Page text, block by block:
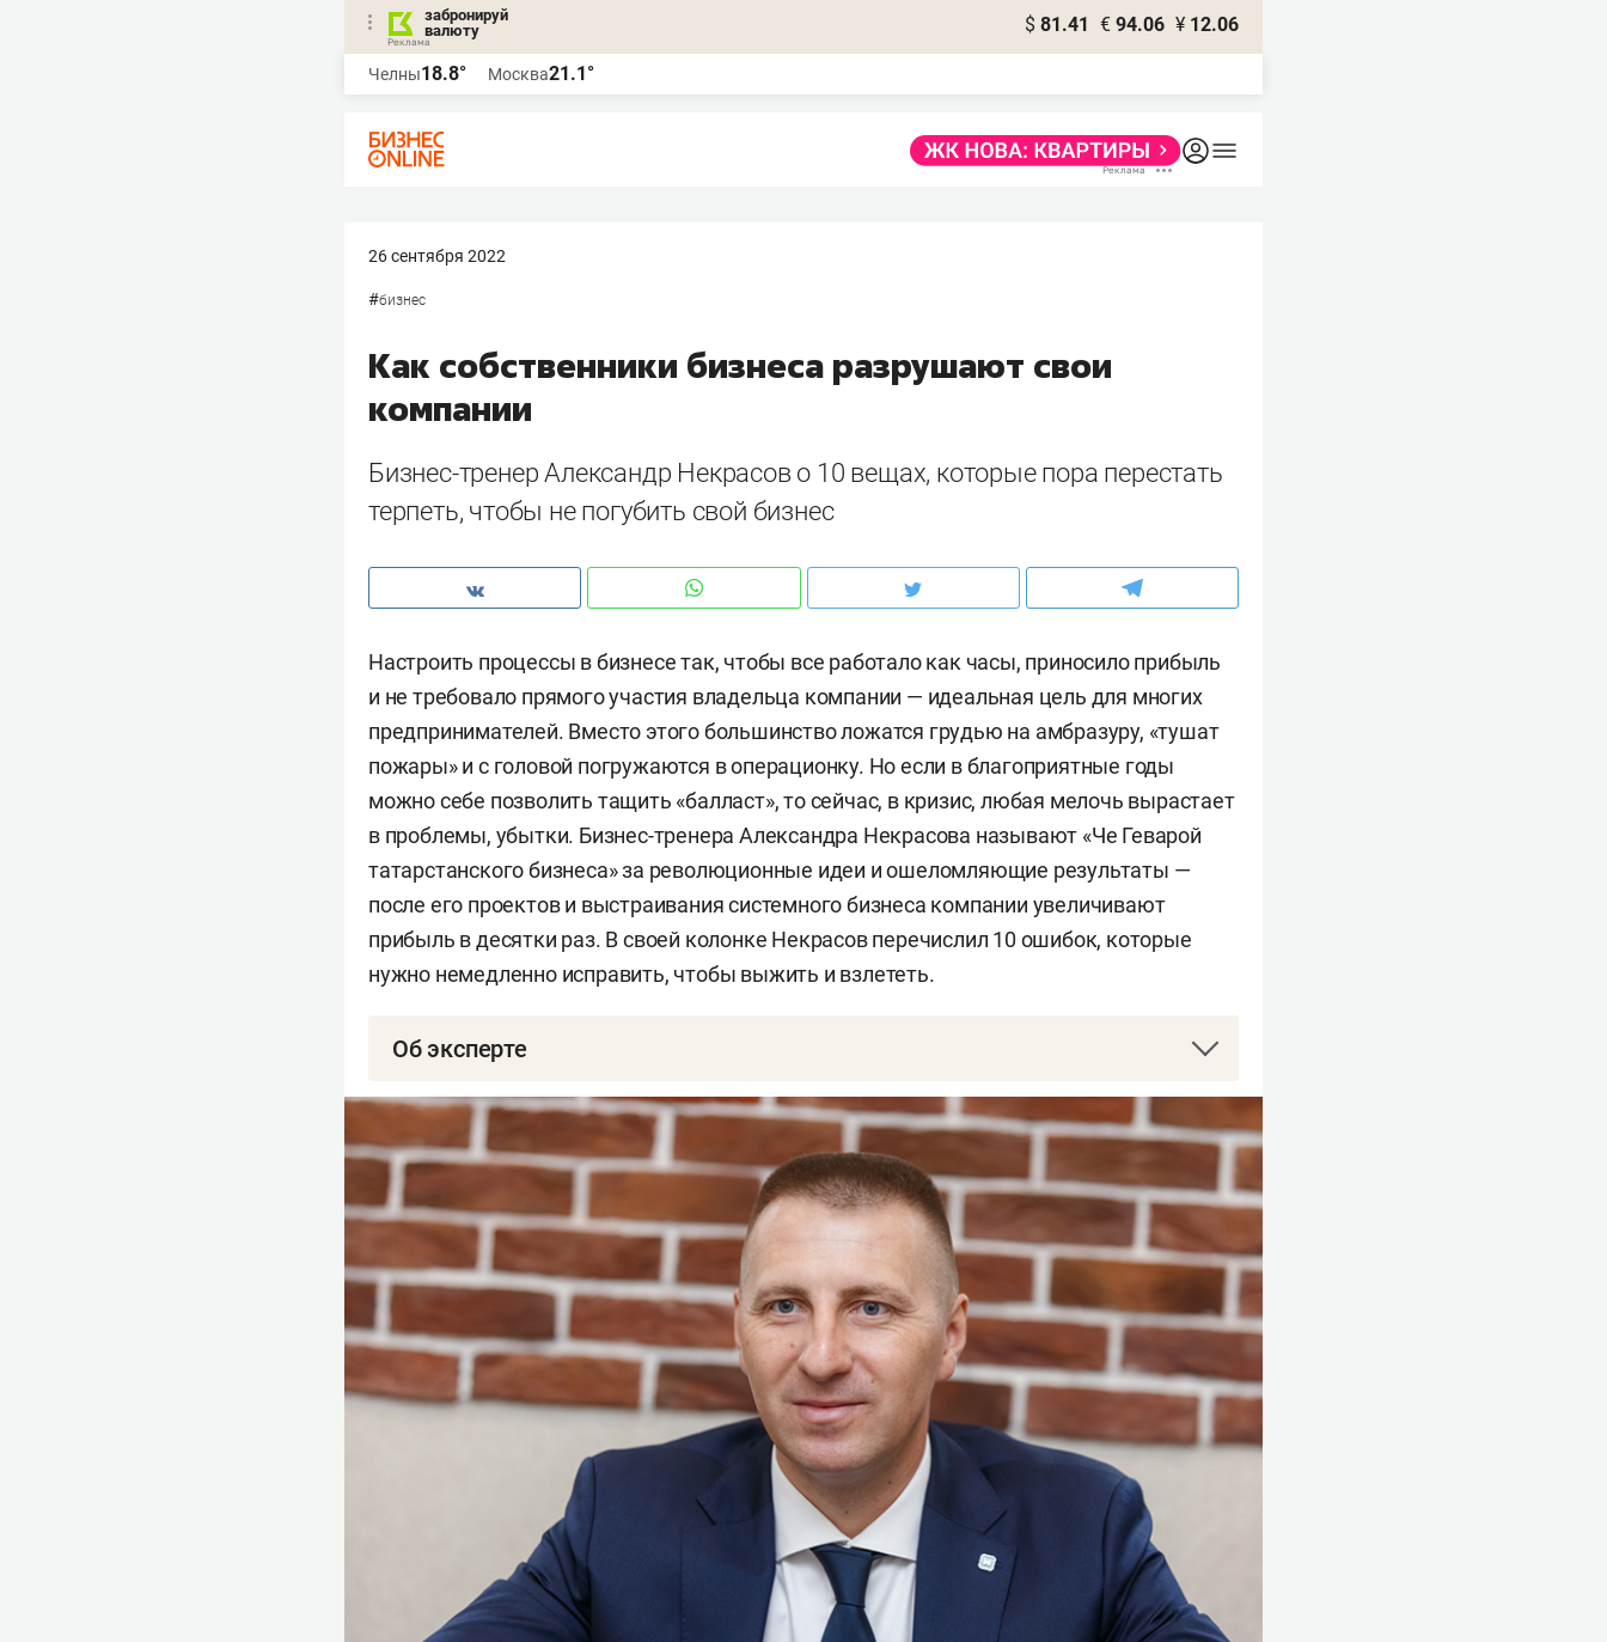
забронируй
валюту
$ 81.41 € 94.06 ¥ 12.06
Челны18.8° Москва21.1°
26 сентября 2022
#бизнес
Как собственники бизнеса разрушают свои
компании
Бизнес-тренер Александр Некрасов о 10 вещах, которые пора перестать
терпеть, чтобы не погубить свой бизнес
Настроить процессы в бизнесе так, чтобы все работало как часы, приносило прибыль
и не требовало прямого участия владельца компании — идеальная цель для многих
предпринимателей. Вместо этого большинство ложатся грудью на амбразуру, «тушат
пожары» и с головой погружаются в операционку. Но если в благоприятные годы
можно себе позволить тащить «балласт», то сейчас, в кризис, любая мелочь вырастает
в проблемы, убытки. Бизнес-тренера Александра Некрасова называют «Че Геварой
татарстанского бизнеса» за революционные идеи и ошеломляющие результаты —
после его проектов и выстраивания системного бизнеса компании увеличивают
прибыль в десятки раз. В своей колонке Некрасов перечислил 10 ошибок, которые
нужно немедленно исправить, чтобы выжить и взлететь.
Об эксперте
Александр Некрасов— бизнес-тренер с почти 10-летним опытом работы, консультант
и практик. Его опыт в продажах — более 19 лет. Проекты Некрасова прошли свыше 500
компаний, которым он помог заработать более 1 млрд рублей.
Прошел путь от грузчика до директора алкогольной компании. Развивал с командой
количественную и качественную дистрибуцию на территории Татарстана, работал
в командеЕвгения Черняка— участника топ-100 Forbes, автора самого популярного
обучающего канала на YouTube — Big Money, главы наблюдательного совета
алкогольного холдинга Global Spirits с оборотом в $1 млрд в год. Бренды компании
представлены в 87 странах мира.
К Александру приходят хорошие компании, он помогает им стать лучшими и позволяет
предпринимателям увеличить их доход в 2–3 раза всего за 120 дней.
Среди клиентов Некрасова — предприятия среднего и малого бизнеса: компания
«Энергоаудит» (+320%), отель «Мираж» (+34%), сеть фитнес-клубов Махimus (+21%),
мебельная компания «ДоРеМи» (+52%), медицинский центр «Дар» (+35%), агентство